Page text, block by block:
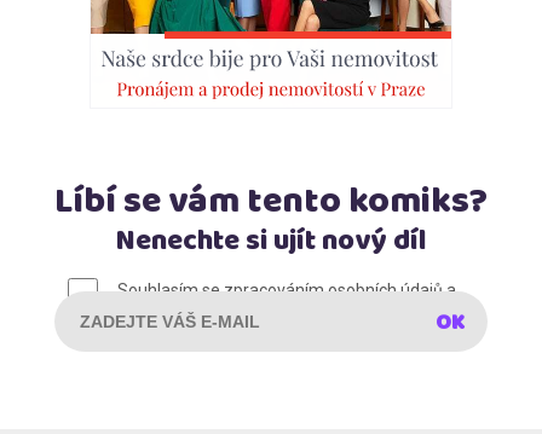
Líbí se vám tento komiks?
Nenechte si ujít nový díl
E-mail*Souhlasím se zpracováním osobních údajů a
zasíláním obchodních sdělení (